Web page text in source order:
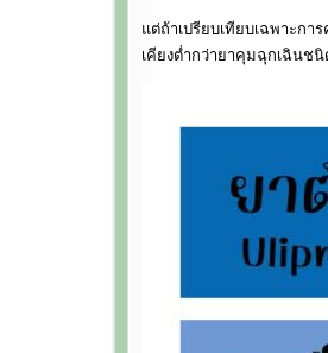
แต่ถ้าเปรียบเทียบเฉพาะก
เคียงต่ำกว่ายาคุมฉุกเฉินช